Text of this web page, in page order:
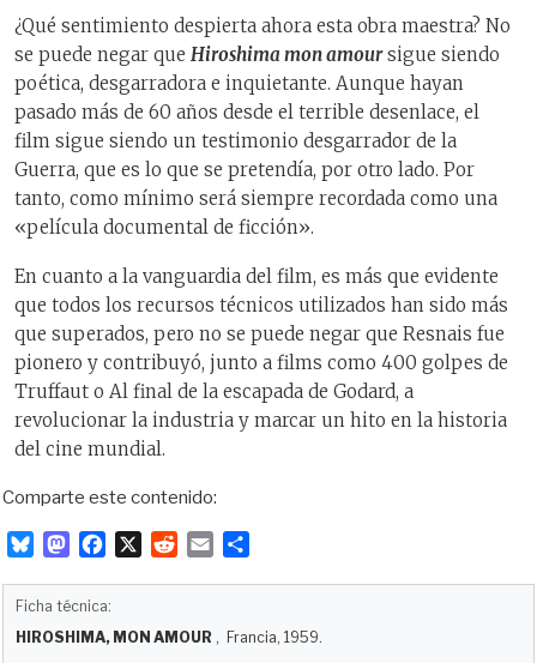
¿Qué sentimiento despierta ahora esta obra maestra? No
se puede negar que Hiroshima mon amoursigue siendo
poética, desgarradora e inquietante. Aunque hayan
pasado más de 60 años desde el terrible desenlace, el
film sigue siendo un testimonio desgarrador de la
Guerra, que es lo que se pretendía, por otro lado. Por
tanto, como mínimo será siempre recordada como una
«película documental de ficción».
En cuanto a la vanguardia del film, es más que evidente
que todos los recursos técnicos utilizados han sido más
que superados, pero no se puede negar que Resnais fue
pionero y contribuyó, junto a films como 400 golpes de
Truffaut o Al final de la escapada de Godard, a
revolucionar la industria y marcar un hito en la historia
del cine mundial.
Comparte este contenido:
u
s
M
o
b
X
i
l
a
Ficha técnica:
HIROSHIMA, MON AMOUR , Francia, 1959.